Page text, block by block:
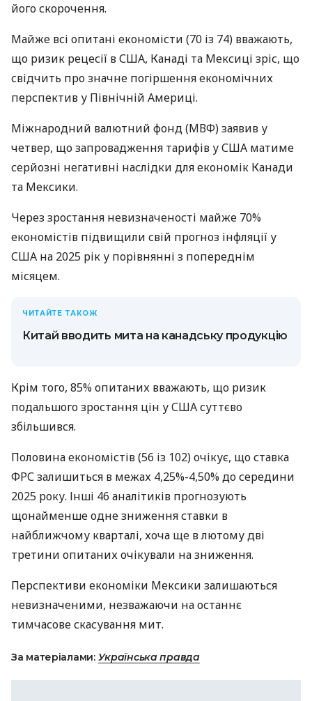
його скорочення.
Майже всі опитані економісти (70 із 74) вважають,
що ризик рецесії в США, Канаді та Мексиці зріс, що
свідчить про значне погіршення економічних
перспектив у Північній Америці.
Міжнародний валютний фонд (МВФ) заявив у
четвер, що запровадження тарифів у США матиме
серйозні негативні наслідки для економік Канади
та Мексики.
Через зростання невизначеності майже 70%
економістів підвищили свій прогноз інфляції у
США на 2025 рік у порівнянні з попереднім
місяцем.
ЧИТАЙТЕ ТАКОЖ
Китай вводить мита на канадську продукцію
Крім того, 85% опитаних вважають, що ризик
подальшого зростання цін у США суттєво
збільшився.
Половина економістів (56 із 102) очікує, що ставка
ФРС залишиться в межах 4,25%-4,50% до середини
2025 року. Інші 46 аналітиків прогнозують
щонайменше одне зниження ставки в
найближчому кварталі, хоча ще в лютому дві
третини опитаних очікували на зниження.
Перспективи економіки Мексики залишаються
невизначеними, незважаючи на останнє
тимчасове скасування мит.
За матеріалами: Українська правда